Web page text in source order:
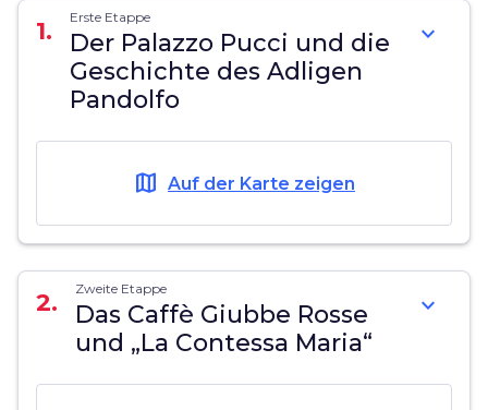
1. Erste Etappe
Der Palazzo Pucci und die
Geschichte des Adligen
Pandolfo
expand_more
map Auf der Karte zeigen
2. Zweite Etappe
Das Caffè Giubbe Rosse
und „La Contessa Maria“
expand_more